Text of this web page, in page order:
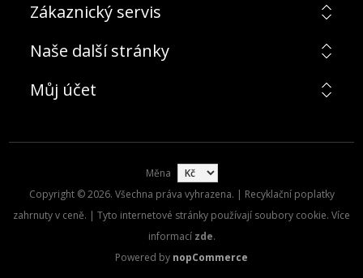
Zákaznický servis
Naše další stránky
Můj účet
Měna
Copyright © 2026. Všechna práva vyhrazena. | Recyklační poplatky
zahrnuty v ceně. | Tyto internetové stránky používají soubory cookie. Více
informací zde.
Powered by nopCommerce